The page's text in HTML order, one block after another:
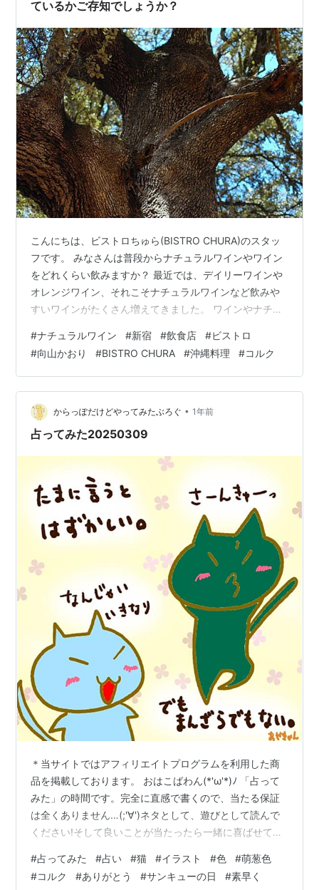
ているかご存知でしょうか？
こんにちは、ビストロちゅら(BISTRO CHURA)のスタッ
フです。 みなさんは普段からナチュラルワインやワイン
をどれくらい飲みますか？ 最近では、デイリーワインや
オレンジワイン、それこそナチュラルワインなど飲みや
すいワインがたくさん増えてきました。 ワインやナチュ
たことはないでしょうか？ ワインやナチュラルワインを
飲む上で、とても重要な役割を果たすコルク、今回はこ
のコルクについて紹介します。 コルクは「コルク樫」と
いう木の樹皮でできている コルクはコルク樫という木の
樹皮でできており、主に地中海沿岸に自生するブナ科の
常緑樹です。 ポルトガル、…
#ナチュラルワイン #新宿 #飲食店 #ビストロ
#向山かおり #BISTRO CHURA #沖縄料理 #コルク
からっぽだけどやってみたぶろぐ • 1年前
占ってみた20250309
＊当サイトではアフィリエイトプログラムを利用した商
品を掲載しております。 おはこばわん(*'ω'*)ﾉ 「占って
みた」の時間です。完全に直感で書くので、当たる保証
は全くありません…(;'∀')ネタとして、遊びとして読んで
ください!そして良いことが当たったら一緒に喜ばせてく
日の運勢にするもよし夜 🌛読んで明日の運勢にするもよ
し来週、来月の…なんてのもありでご自由にして頂けれ
#占ってみた #占い #猫 #イラスト #色 #萌葱色
#コルク #ありがとう #サンキューの日 #素早く